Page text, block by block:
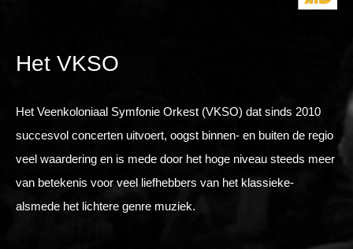
Het VKSO
Het Veenkoloniaal Symfonie Orkest (VKSO) dat sinds 2010
succesvol concerten uitvoert, oogst binnen- en buiten de regio
veel waardering en is mede door het hoge niveau steeds meer
van betekenis voor veel liefhebbers van het klassieke-
alsmede het lichtere genre muziek.